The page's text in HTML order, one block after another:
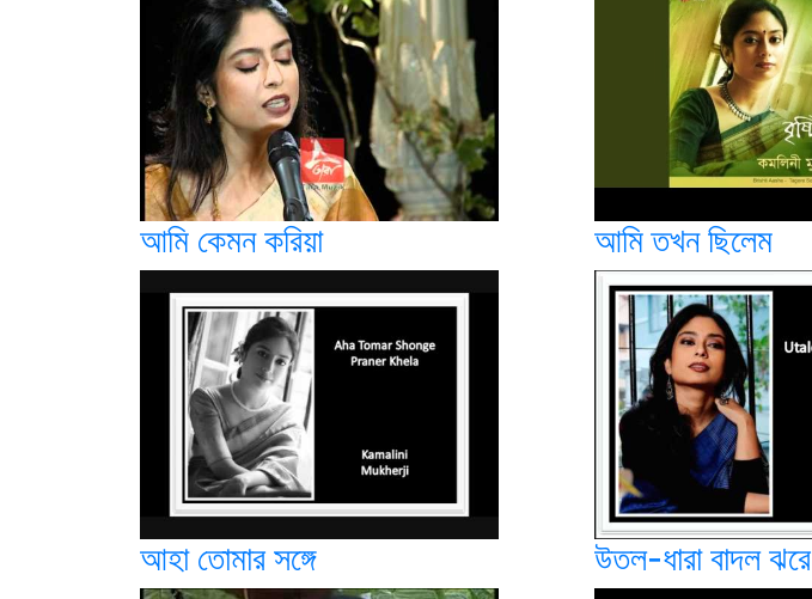
আমি কেমন করিয়া আমি তখন ছিলেম
আহা তোমার সঙ্গে উতল-ধারা বাদল ঝরে